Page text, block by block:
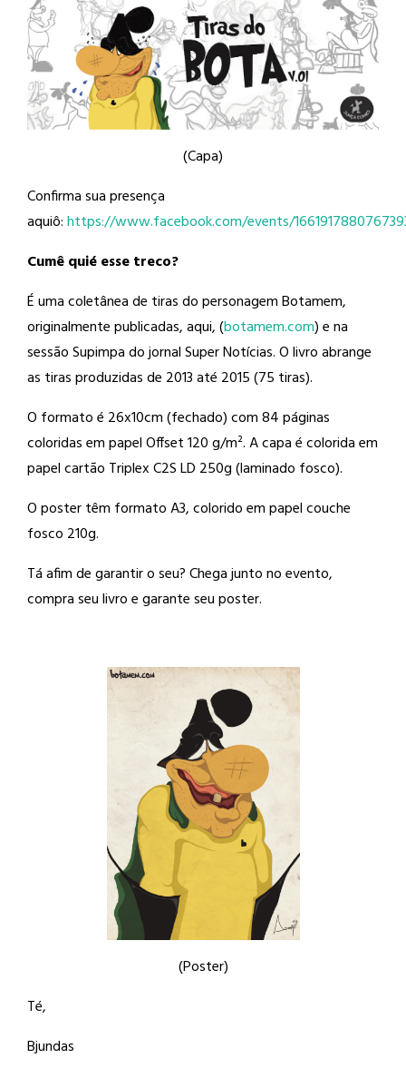
(Capa)
Confirma sua presença
aquiô:https://www.facebook.com/events/
Cumê quié esse treco?
É uma coletânea de tiras do personagem Botamem,
originalmente publicadas, aqui, (botamem.com) e na
sessão Supimpa do jornal Super Notícias. O livro abrange
as tiras produzidas de 2013 até 2015 (75 tiras).
O formato é 26x10cm (fechado) com 84 páginas
coloridas em papel Offset 120 g/m². A capa é colorida em
papel cartão Triplex C2S LD 250g (laminado fosco).
O poster têm formato A3, colorido em papel couche
fosco 210g.
Tá afim de garantir o seu? Chega junto no evento,
compra seu livro e garante seu poster.
(Poster)
Té,
Bjundas